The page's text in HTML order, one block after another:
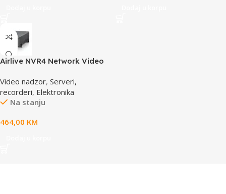
Airlive NVR4 Network Video
Video nadzor, Serveri,
recorderi, Elektronika
Na stanju
464,00 KM